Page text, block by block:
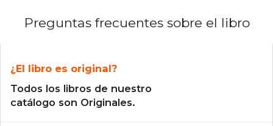
Preguntas frecuentes sobre el libro
¿El libro es original?
Todos los libros de nuestro
catálogo son Originales.